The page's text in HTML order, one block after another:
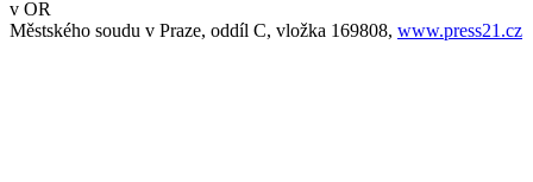
v OR
Městského soudu v Praze, oddíl C, vložka 169808, www.press21.cz